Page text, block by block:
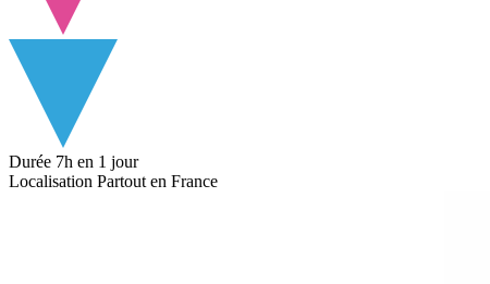
Durée 7h en 1 jour
Localisation Partout en France